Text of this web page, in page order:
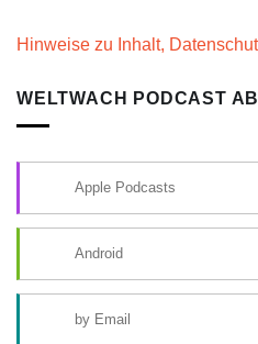
Hinweise zu Inhalt,
WELTWACH PODCAST
Apple Podcasts
Android
by Email